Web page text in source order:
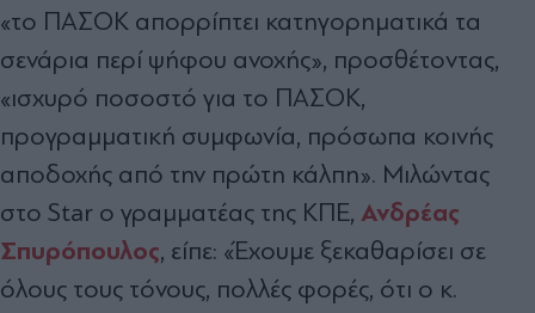
«το ΠΑΣΟΚ απορρίπτει κατηγορηματικά τα
σενάρια περί ψήφου ανοχής», προσθέτοντας,
«ισχυρό ποσοστό για το ΠΑΣΟΚ,
προγραμματική συμφωνία, πρόσωπα κοινής
αποδοχής από την πρώτη κάλπη». Μιλώντας
στο Star ο γραμματέας της ΚΠΕ, Ανδρέας
Σπυρόπουλος, είπε: «Έχουμε ξεκαθαρίσει σε
όλους τους τόνους, πολλές φορές, ότι ο κ.